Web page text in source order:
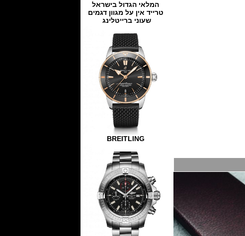
המלאי הגדול בישראל
טרייד אין על מגוון דגמים
שעוני ברייטלינג
BREITLING